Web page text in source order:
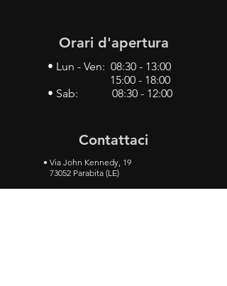
Orari d'apertura
• Lun - Ven: 08:30 - 13:00
15:00 - 18:00
• Sab: 08:30 - 12:00
Contattaci
• Via John Kennedy, 19
73052 Parabita (LE)